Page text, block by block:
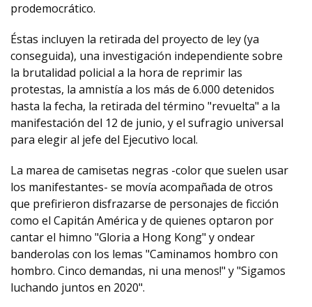
prodemocrático.
Éstas incluyen la retirada del proyecto de ley (ya
conseguida), una investigación independiente sobre
la brutalidad policial a la hora de reprimir las
protestas, la amnistía a los más de 6.000 detenidos
hasta la fecha, la retirada del término "revuelta" a la
manifestación del 12 de junio, y el sufragio universal
para elegir al jefe del Ejecutivo local.
La marea de camisetas negras -color que suelen usar
los manifestantes- se movía acompañada de otros
que prefirieron disfrazarse de personajes de ficción
como el Capitán América y de quienes optaron por
cantar el himno "Gloria a Hong Kong" y ondear
banderolas con los lemas "Caminamos hombro con
hombro. Cinco demandas, ni una menos!" y "Sigamos
luchando juntos en 2020".